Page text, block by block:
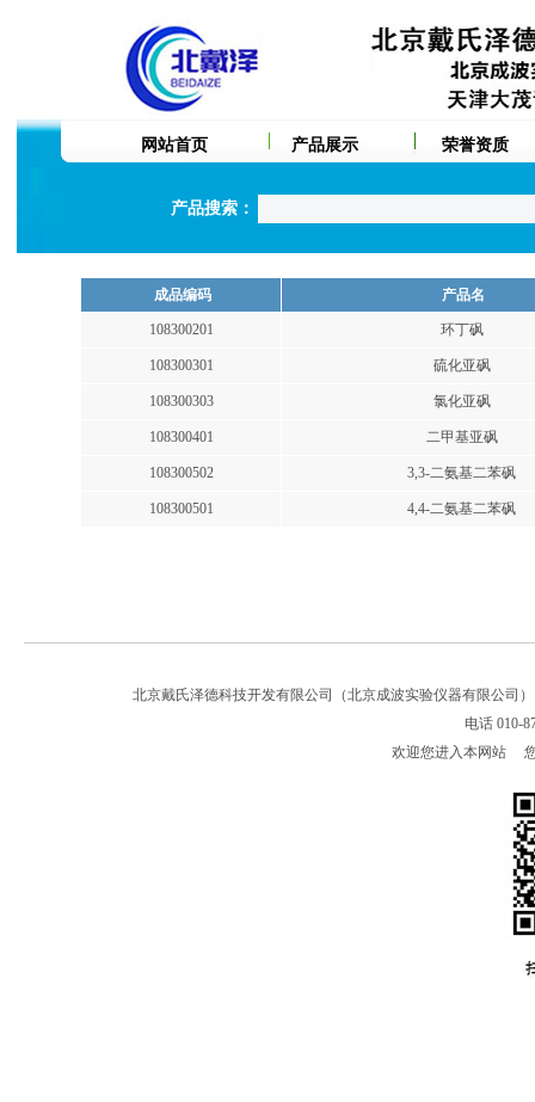
网站首页 产品展示 荣誉资质
产品搜索：
成品编码 产品名
108300201 环丁砜
108300301 硫化亚砜
108300303 氯化亚砜
108300401 二甲基亚砜
108300502 3,3-二氨基二苯砜
108300501 4,4-二氨基二苯砜
北京戴氏泽德科技开发有限公司（北京成波实验仪器有限公司
电话 010-
欢迎您进入本网站